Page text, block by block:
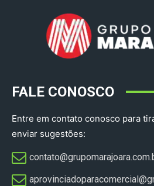
FALE CONOSCO
Entre em contato conosco para
enviar sugestões: